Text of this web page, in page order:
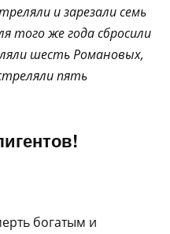
и зарезали семь
того же года сбросили
шесть Романовых,
пять
богатым и